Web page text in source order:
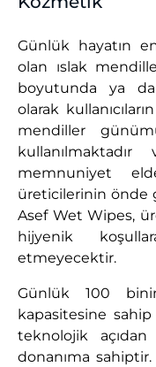
Günlük hayatın
olan ıslak
boyutunda ya
olarak
mendiller
memnuniyet
üreticilerinin önde
Asef Wet Wipes,
hijyenik
etmeyecektir.
Günlük 100
kapasitesine sahip
teknolojik
donanıma